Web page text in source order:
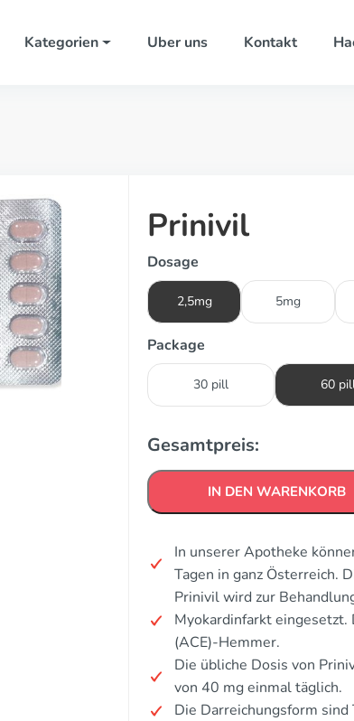
Kategorien Uber uns Kontakt
Prinivil
Dosage
2,5mg 5mg
Package
30 pill 60
Gesamtpreis:
IN DEN WARENKORB
In unserer Apotheke
Tagen in ganz Österreich.
Prinivil wird zur
Myokardinfarkt
(ACE)-Hemmer.
Die übliche Dosis von
von 40 mg einmal täglich.
Die Darreichungsform